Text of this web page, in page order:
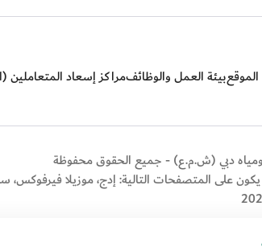
بيئة العمل والوظائفمراكز إسعاد المتعاملين
على المتصفحات التالية: إدج، موزيلا فيرفوكس،